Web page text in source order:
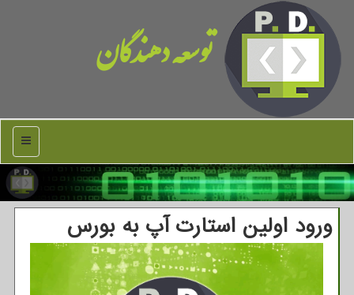
توسعه دهندگان
منو
ورود اولین استارت آپ به بورس